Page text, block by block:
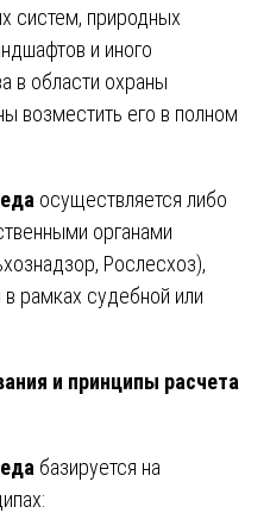
систем, природных
и иного
в области охраны
возместить его в полном
осуществляется либо
органами
Рослесхоз),
рамках судебной или
и принципы расчета
базируется на